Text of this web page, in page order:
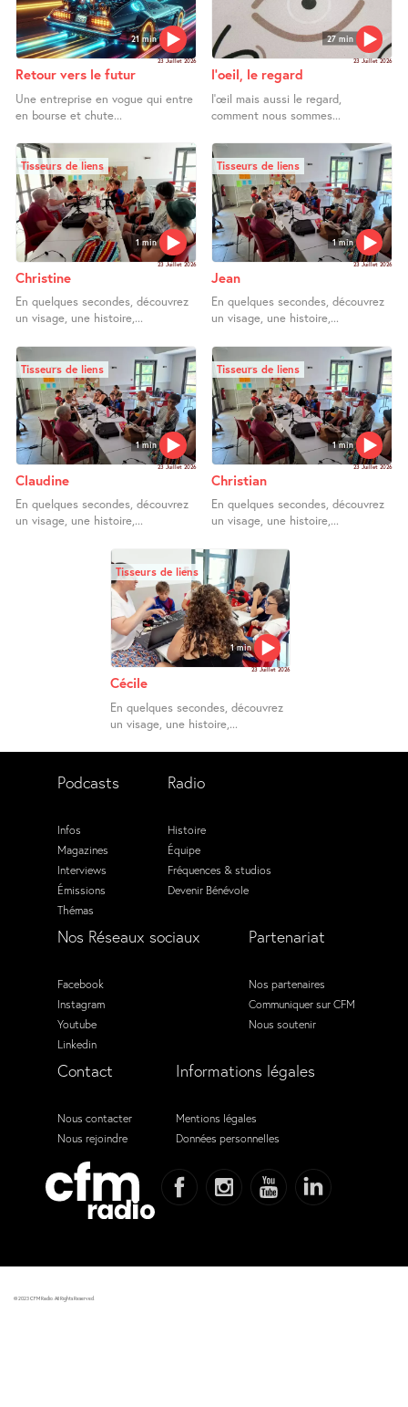
21 min
23 Juillet 2026
Retour vers le futur
Une entreprise en vogue qui entre
en bourse et chute...
27 min
23 Juillet 2026
l’oeil, le regard
l’œil mais aussi le regard,
comment nous sommes...
1 min
Tisseurs de liens
23 Juillet 2026
Christine
En quelques secondes, découvrez
un visage, une histoire,...
1 min
Tisseurs de liens
23 Juillet 2026
Jean
En quelques secondes, découvrez
un visage, une histoire,...
1 min
Tisseurs de liens
23 Juillet 2026
Claudine
En quelques secondes, découvrez
un visage, une histoire,...
1 min
Tisseurs de liens
23 Juillet 2026
Christian
En quelques secondes, découvrez
un visage, une histoire,...
1 min
Tisseurs de liens
23 Juillet 2026
Cécile
En quelques secondes, découvrez
un visage, une histoire,...
Podcasts
Infos
Magazines
Interviews
Émissions
Thémas
Radio
Histoire
Équipe
Fréquences & studios
Devenir Bénévole
Nos Réseaux sociaux
Facebook
Instagram
Youtube
Linkedin
Partenariat
Nos partenaires
Communiquer sur CFM
Nous soutenir
Contact
Nous contacter
Nous rejoindre
Informations légales
Mentions légales
Données personnelles
© 2023 CFM Radio. All Rights Reserved.